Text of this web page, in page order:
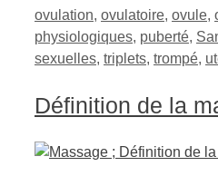
ovulation, ovulatoire, ovule,
physiologiques, puberté,
sexuelles, triplets, trompé,
Définition de la